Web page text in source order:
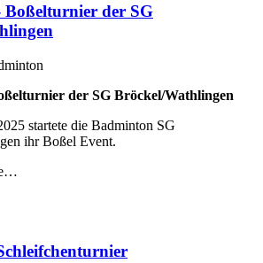
der SG
der SG Bröckel/Wathlingen
startete die Badminton SG
ihr Boßel Event.